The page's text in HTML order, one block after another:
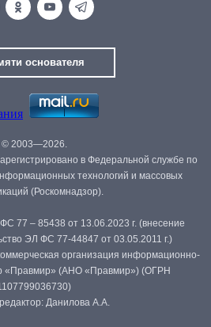
основателя
© 2003—2026.
в Федеральной службе по
технологий и массовых
(Роскомнадзор).
77 – 85438 от 13.06.2023 г. (внесение
ЭЛ ФС 77-44847 от 03.05.2011 г.)
организация информационно-
«Правмир» (АНО «Правмир») (ОГРН
Данилова А.А.